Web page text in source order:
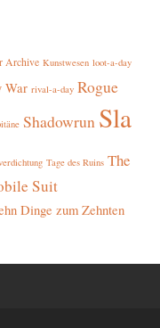
Archive Kunstwesen loot-a-day
War rival-a-day Rogue
Shadowrun Sla
Tage des Ruins The
Suit
Dinge zum Zehnten